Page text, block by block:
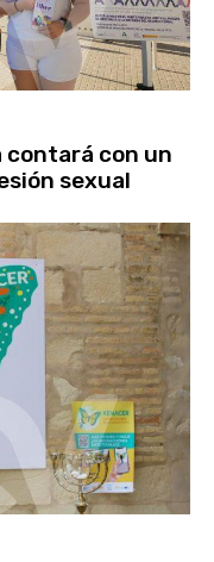
contará con un
sexual